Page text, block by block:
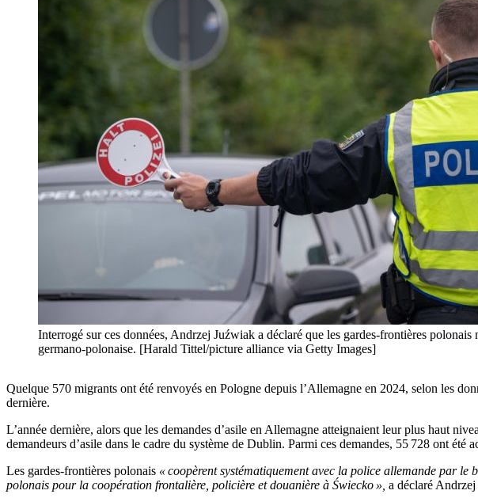
Interrogé sur ces données, Andrzej Juźwiak a déclaré que les gardes-frontières
germano-polonaise. [Harald Tittel/picture alliance via Getty Images]
Quelque 570 migrants ont été renvoyés en Pologne depuis l’Allemagne en 2024, selon les
dernière.
L’année dernière, alors que les demandes d’asile en Allemagne atteignaient leur plus haut
demandeurs d’asile dans le cadre du système de Dublin. Parmi ces demandes, 55 728 ont été
Les gardes-frontières polonais « coopèrent systématiquement avec la police allemande par le
polonais pour la coopération frontalière, policière et douanière à Świecko », a déclaré